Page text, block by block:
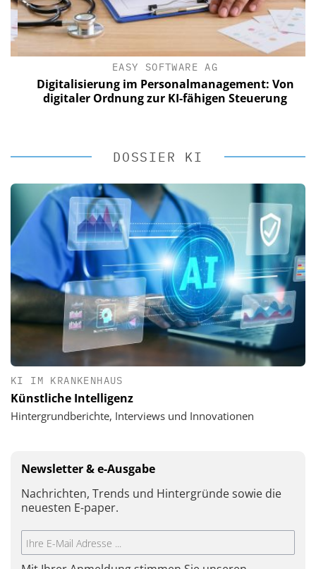
EASY SOFTWARE AG
Digitalisierung im Personalmanagement: Von
digitaler Ordnung zur KI-fähigen Steuerung
DOSSIER KI
KI IM KRANKENHAUS
Künstliche Intelligenz
Hintergrundberichte, Interviews und Innovationen
Newsletter & e-Ausgabe
Nachrichten, Trends und Hintergründe sowie die
neuesten E-paper.